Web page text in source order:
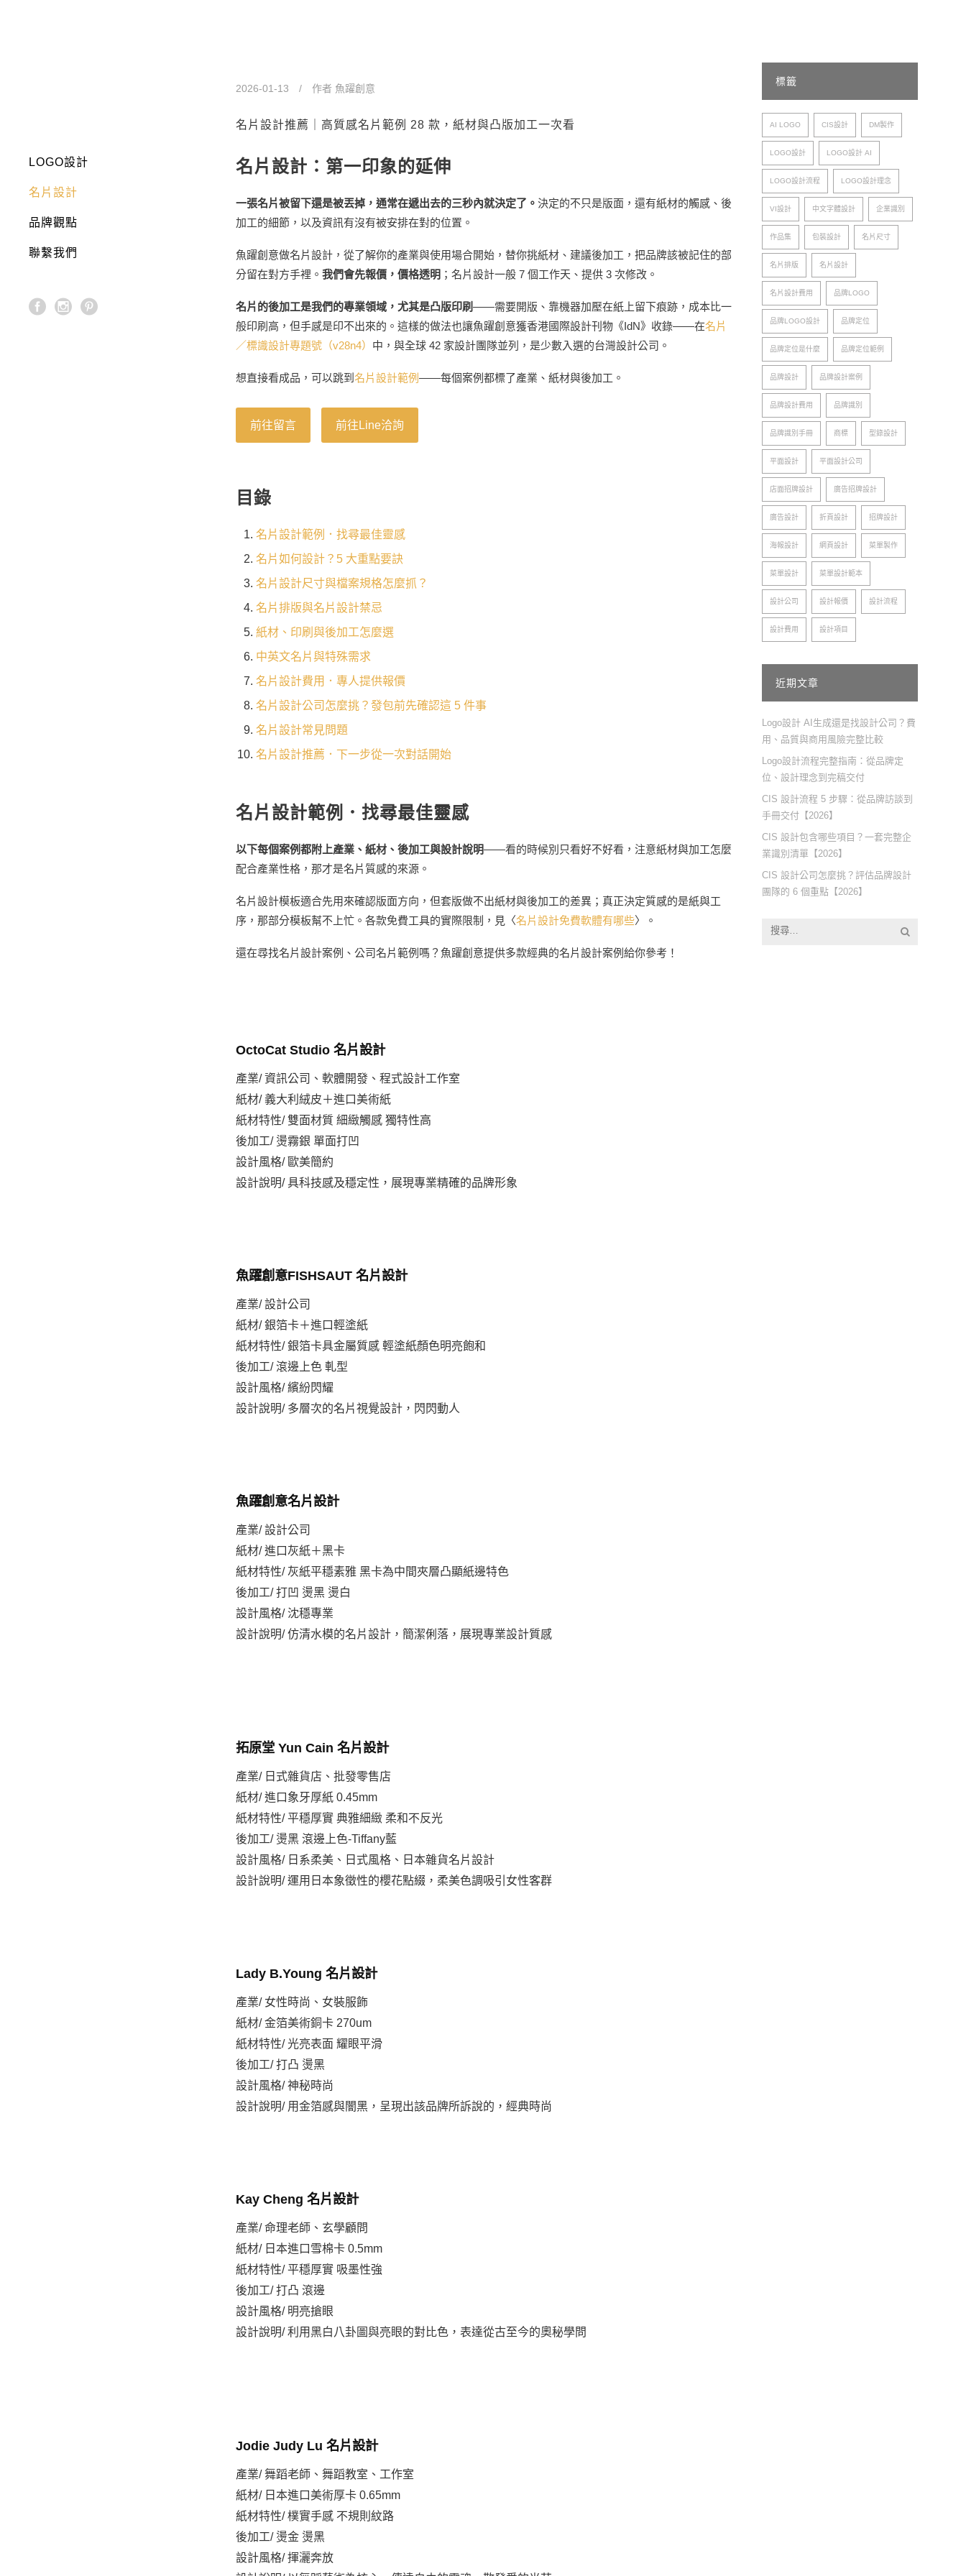
LOGO設計
名片設計
品牌觀點
聯繫我們
2026-01-13 作者 魚躍創意
名片設計推薦｜高質感名片範例 28 款，紙材與凸版加工一次看
名片設計：第一印象的延伸
一張名片被留下還是被丟掉，通常在遞出去的三秒內就決定了。 決定的不只是版面，還有紙材的觸感、後
加工的細節，以及資訊有沒有被安排在對的位置。
魚躍創意做名片設計，從了解你的產業與使用場合開始，替你挑紙材、建議後加工，把品牌該被記住的部
分留在對方手裡。 我們會先報價，價格透明 ；名片設計一般 7 個工作天、提供 3 次修改。
名片的後加工是我們的專業領域，尤其是凸版印刷——需要開版、靠機器加壓在紙上留下痕跡，成本比一
般印刷高，但手感是印不出來的。這樣的做法也讓魚躍創意獲香港國際設計刊物《IdN》收錄——在名片
／標識設計專題號（v28n4） 中，與全球 42 家設計團隊並列，是少數入選的台灣設計公司。
想直接看成品，可以跳到 名片設計範例 ——每個案例都標了產業、紙材與後加工。
前往留言 前往Line洽詢
目錄
名片設計範例．找尋最佳靈感
名片如何設計？5 大重點要訣
名片設計尺寸與檔案規格怎麼抓？
名片排版與名片設計禁忌
紙材、印刷與後加工怎麼選
中英文名片與特殊需求
名片設計費用．專人提供報價
名片設計公司怎麼挑？發包前先確認這 5 件事
名片設計常見問題
名片設計推薦．下一步從一次對話開始
名片設計範例．找尋最佳靈感
以下每個案例都附上產業、紙材、後加工與設計說明——看的時候別只看好不好看，注意紙材與加工怎麼
配合產業性格，那才是名片質感的來源。
名片設計模板適合先用來確認版面方向，但套版做不出紙材與後加工的差異；真正決定質感的是紙與工
序，那部分模板幫不上忙。各款免費工具的實際限制，見〈名片設計免費軟體有哪些〉。
還在尋找名片設計案例、公司名片範例嗎？魚躍創意提供多款經典的名片設計案例給你參考！
OctoCat Studio 名片設計
產業/ 資訊公司、軟體開發、程式設計工作室
紙材/ 義大利絨皮＋進口美術紙
紙材特性/ 雙面材質 細緻觸感 獨特性高
後加工/ 燙霧銀 單面打凹
設計風格/ 歐美簡約
設計說明/ 具科技感及穩定性，展現專業精確的品牌形象
魚躍創意FISHSAUT 名片設計
產業/ 設計公司
紙材/ 銀箔卡＋進口輕塗紙
紙材特性/ 銀箔卡具金屬質感 輕塗紙顏色明亮飽和
後加工/ 滾邊上色 軋型
設計風格/ 繽紛閃耀
設計說明/ 多層次的名片視覺設計，閃閃動人
魚躍創意名片設計
產業/ 設計公司
紙材/ 進口灰紙＋黑卡
紙材特性/ 灰紙平穩素雅 黑卡為中間夾層凸顯紙邊特色
後加工/ 打凹 燙黑 燙白
設計風格/ 沈穩專業
設計說明/ 仿清水模的名片設計，簡潔俐落，展現專業設計質感
拓原堂 Yun Cain 名片設計
產業/ 日式雜貨店、批發零售店
紙材/ 進口象牙厚紙 0.45mm
紙材特性/ 平穩厚實 典雅細緻 柔和不反光
後加工/ 燙黑 滾邊上色-Tiffany藍
設計風格/ 日系柔美、日式風格、日本雜貨名片設計
設計說明/ 運用日本象徵性的櫻花點綴，柔美色調吸引女性客群
Lady B.Young 名片設計
產業/ 女性時尚、女裝服飾
紙材/ 金箔美術銅卡 270um
紙材特性/ 光亮表面 耀眼平滑
後加工/ 打凸 燙黑
設計風格/ 神秘時尚
設計說明/ 用金箔感與闇黑，呈現出該品牌所訴說的，經典時尚
Kay Cheng 名片設計
產業/ 命理老師、玄學顧問
紙材/ 日本進口雪棉卡 0.5mm
紙材特性/ 平穩厚實 吸墨性強
後加工/ 打凸 滾邊
設計風格/ 明亮搶眼
設計說明/ 利用黑白八卦圖與亮眼的對比色，表達從古至今的奧秘學問
Jodie Judy Lu 名片設計
產業/ 舞蹈老師、舞蹈教室、工作室
紙材/ 日本進口美術厚卡 0.65mm
紙材特性/ 樸實手感 不規則紋路
後加工/ 燙金 燙黑
設計風格/ 揮灑奔放
標籤
AI LOGO CIS設計 DM製作
LOGO設計 LOGO設計 AI
LOGO設計流程 LOGO設計理念
VI設計 中文字體設計 企業識別
作品集 包裝設計 名片尺寸
名片排版 名片設計
名片設計費用 品牌LOGO
品牌LOGO設計 品牌定位
品牌定位是什麼 品牌定位範例
品牌設計 品牌設計案例
品牌設計費用 品牌識別
品牌識別手冊 商標 型錄設計
平面設計 平面設計公司
店面招牌設計 廣告招牌設計
廣告設計 折頁設計 招牌設計
海報設計 網頁設計 菜單製作
菜單設計 菜單設計範本
設計公司 設計報價 設計流程
設計費用 設計項目
近期文章
Logo設計 AI生成還是找設計公司？費
用、品質與商用風險完整比較
Logo設計流程完整指南：從品牌定
位、設計理念到完稿交付
CIS 設計流程 5 步驟：從品牌訪談到
手冊交付【2026】
CIS 設計包含哪些項目？一套完整企
業識別清單【2026】
CIS 設計公司怎麼挑？評估品牌設計
團隊的 6 個重點【2026】